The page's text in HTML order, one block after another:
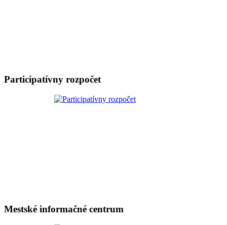
Participatívny rozpočet
Mestské informačné centrum